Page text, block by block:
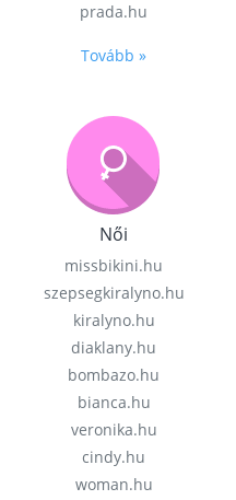
prada.hu
Tovább »
Női
missbikini.hu
szepsegkiralyno.hu
kiralyno.hu
diaklany.hu
bombazo.hu
bianca.hu
veronika.hu
cindy.hu
woman.hu